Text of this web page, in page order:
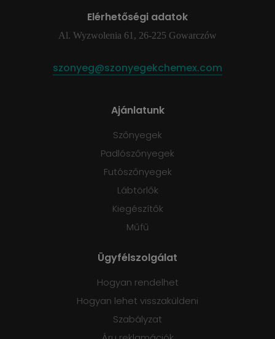
Elérhetőségi adatok
Al. Wyzwolenia 61, 26-225 Gowarczów
szonyeg@szonyegekchemex.com
Ajánlatunk
Szőnyegek
Padlószőnyegek
Futószőnyegek
Lábtörlők
Kiegészítők
Műfű
Ügyfélszolgálat
Hogyan rendelhet
Hogyan lehet visszaküldeni
Szabályzat